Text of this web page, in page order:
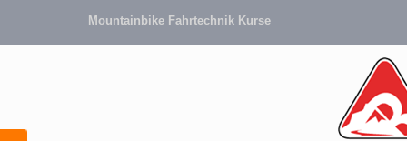
Mountainbike Fahrtechnik Kurse